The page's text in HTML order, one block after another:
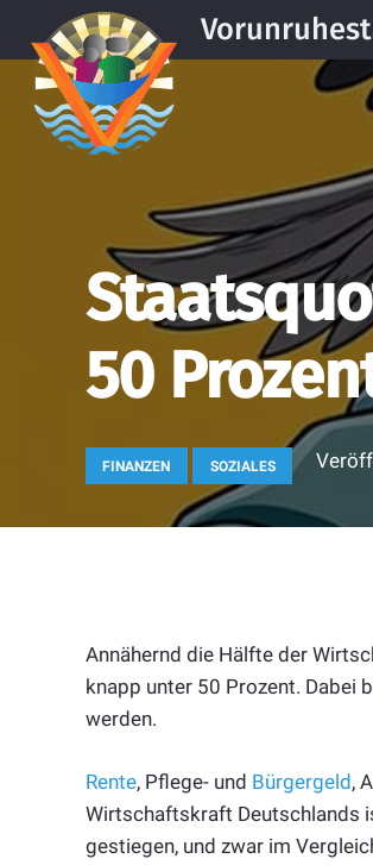
50
FINANZEN SOZIALES
Annähernd die Hälfte der
knapp unter 50 Prozent. Dabei
werden.
Rente, Pflege- und Bürgergeld,
Wirtschaftskraft Deutschlands
gestiegen, und zwar im